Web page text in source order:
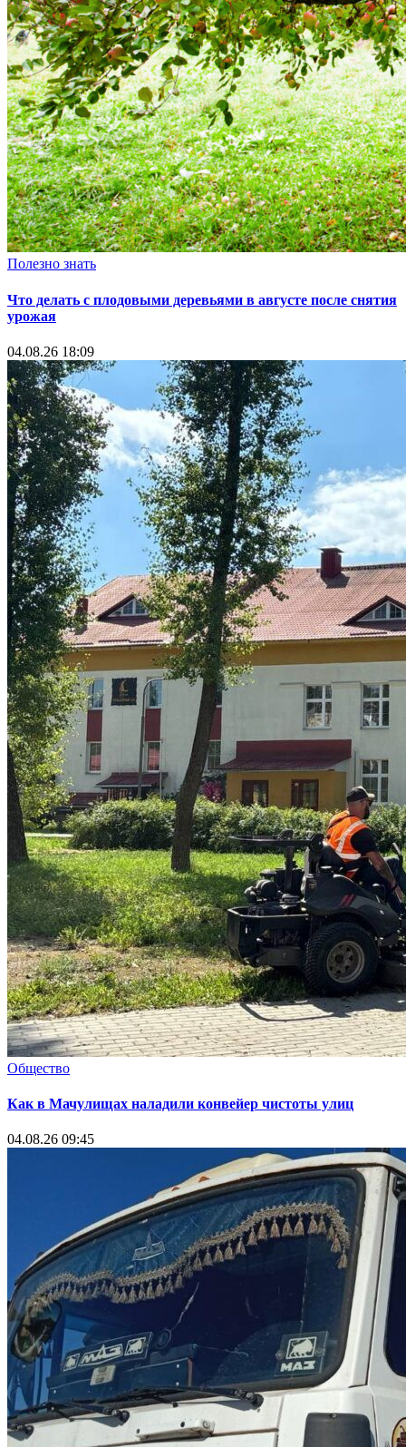
Полезно знать
Что делать с плодовыми деревьями в августе после снятия
урожая
04.08.26 18:09
Общество
Как в Мачулищах наладили конвейер чистоты улиц
04.08.26 09:45